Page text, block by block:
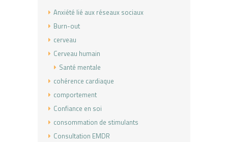
Anxiété lié aux réseaux sociaux
Burn-out
cerveau
Cerveau humain
Santé mentale
cohérence cardiaque
comportement
Confiance en soi
consommation de stimulants
Consultation EMDR